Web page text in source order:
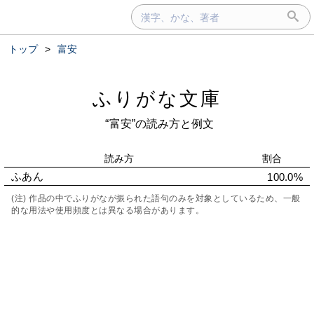
トップ > 富安
ふりがな文庫
“富安”の読み方と例文
読み方 割合
ふあん 100.0%
(注) 作品の中でふりがなが振られた語句のみを対象としているため、一般
的な用法や使用頻度とは異なる場合があります。